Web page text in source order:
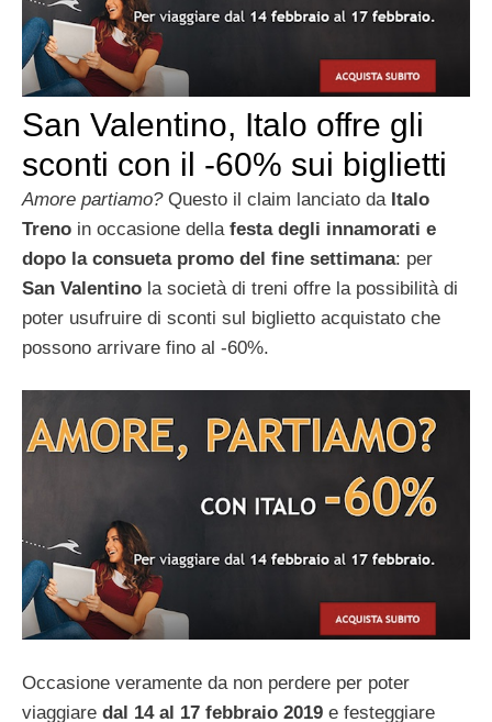
San Valentino, Italo offre gli
sconti con il -60% sui biglietti
Amore partiamo? Questo il claim lanciato da Italo
Treno in occasione della festa degli innamorati e
dopo la consueta promo del fine settimana: per
San Valentino la società di treni offre la possibilità di
poter usufruire di sconti sul biglietto acquistato che
possono arrivare fino al -60%.
Occasione veramente da non perdere per poter
viaggiare dal 14 al 17 febbraio 2019 e festeggiare